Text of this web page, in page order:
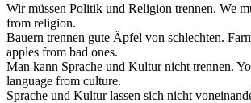
Wir müssen Politik und Religion trennen. We
from religion.
Bauern trennen gute Äpfel von schlechten.
apples from bad ones.
Man kann Sprache und Kultur nicht trennen.
language from culture.
Sprache und Kultur lassen sich nicht